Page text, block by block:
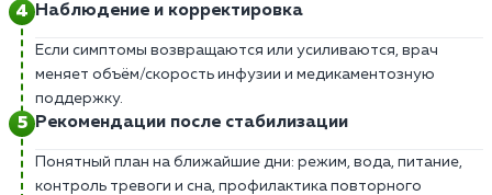
Наблюдение и корректировка
Если симптомы возвращаются или усиливаются, врач
меняет объём/скорость инфузии и медикаментозную
поддержку.
Рекомендации после стабилизации
Понятный план на ближайшие дни: режим, вода, питание,
контроль тревоги и сна, профилактика повторного